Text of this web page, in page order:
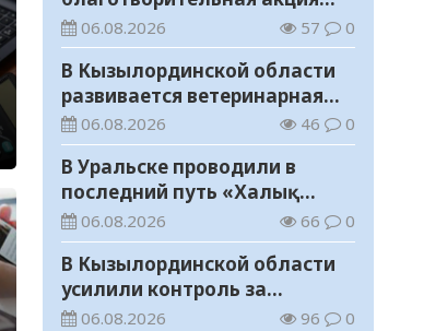
«Дорога в школу»
06.08.2026 57 0
В Кызылординской области
развивается ветеринарная
отрасль
06.08.2026 46 0
В Уральске проводили в
последний путь «Халық
Қаһарманы» Ивана
Степановича Гапича
06.08.2026 66 0
В Кызылординской области
усилили контроль за
финансовой дисциплиной
06.08.2026 96 0